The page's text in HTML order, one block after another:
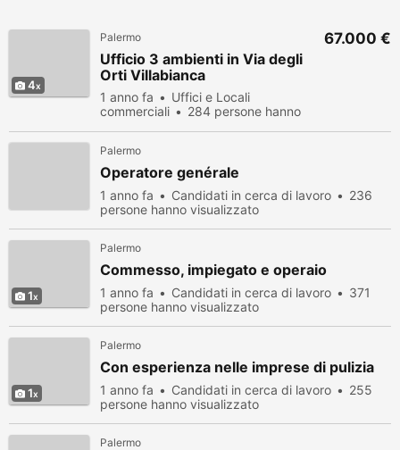
4
Palermo
Ufficio 3 ambienti in Via degli
Orti Villabianca
1 anno fa
Uffici e Locali
commerciali
284 persone hanno
67.000 €
Palermo
Operatore genérale
1 anno fa Candidati in cerca di lavoro
236
persone hanno visualizzato
1
Palermo
Commesso, impiegato e operaio
1 anno fa Candidati in cerca di lavoro
371
persone hanno visualizzato
1
Palermo
Con esperienza nelle imprese di pulizia
1 anno fa Candidati in cerca di lavoro
255
persone hanno visualizzato
Palermo